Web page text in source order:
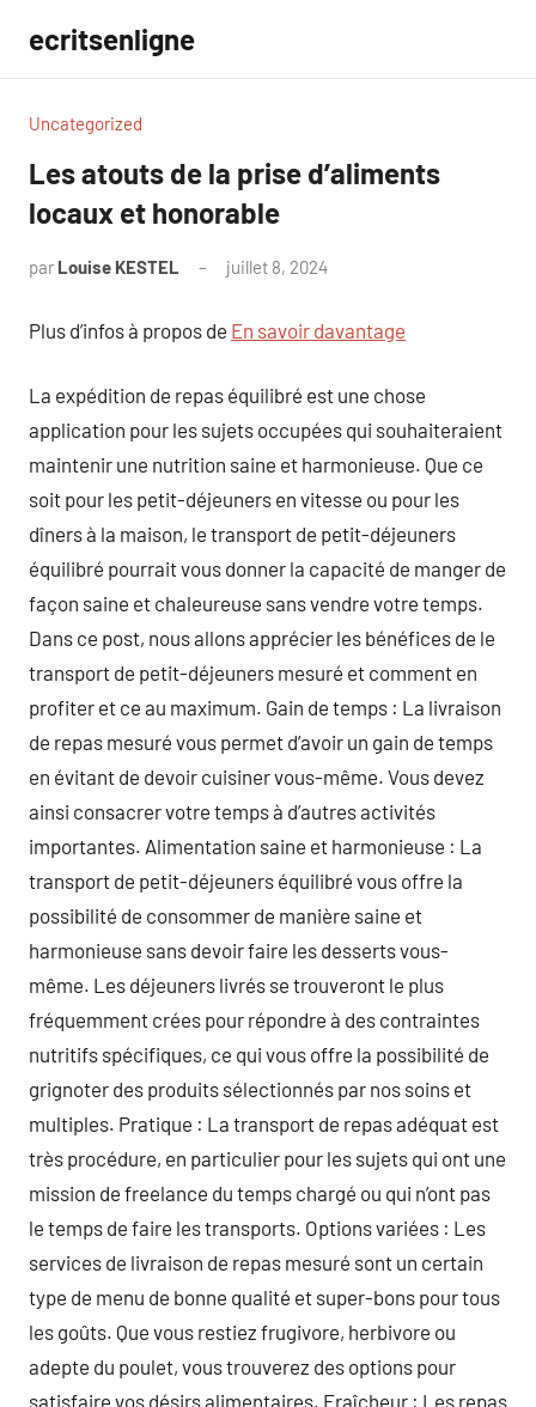
contenu
ecritsenligne
Uncategorized
Les atouts de la prise d’aliments
locaux et honorable
par Louise KESTEL juillet 8, 2024
Plus d’infos à propos de En savoir davantage
La expédition de repas équilibré est une chose
application pour les sujets occupées qui souhaiteraient
maintenir une nutrition saine et harmonieuse. Que ce
soit pour les petit-déjeuners en vitesse ou pour les
dîners à la maison, le transport de petit-déjeuners
équilibré pourrait vous donner la capacité de manger de
façon saine et chaleureuse sans vendre votre temps.
Dans ce post, nous allons apprécier les bénéfices de le
transport de petit-déjeuners mesuré et comment en
profiter et ce au maximum. Gain de temps : La livraison
de repas mesuré vous permet d’avoir un gain de temps
en évitant de devoir cuisiner vous-même. Vous devez
ainsi consacrer votre temps à d’autres activités
importantes. Alimentation saine et harmonieuse : La
transport de petit-déjeuners équilibré vous offre la
possibilité de consommer de manière saine et
harmonieuse sans devoir faire les desserts vous-
même. Les déjeuners livrés se trouveront le plus
fréquemment crées pour répondre à des contraintes
nutritifs spécifiques, ce qui vous offre la possibilité de
grignoter des produits sélectionnés par nos soins et
multiples. Pratique : La transport de repas adéquat est
très procédure, en particulier pour les sujets qui ont une
mission de freelance du temps chargé ou qui n’ont pas
le temps de faire les transports. Options variées : Les
services de livraison de repas mesuré sont un certain
type de menu de bonne qualité et super-bons pour tous
les goûts. Que vous restiez frugivore, herbivore ou
adepte du poulet, vous trouverez des options pour
satisfaire vos désirs alimentaires. Fraîcheur : Les repas